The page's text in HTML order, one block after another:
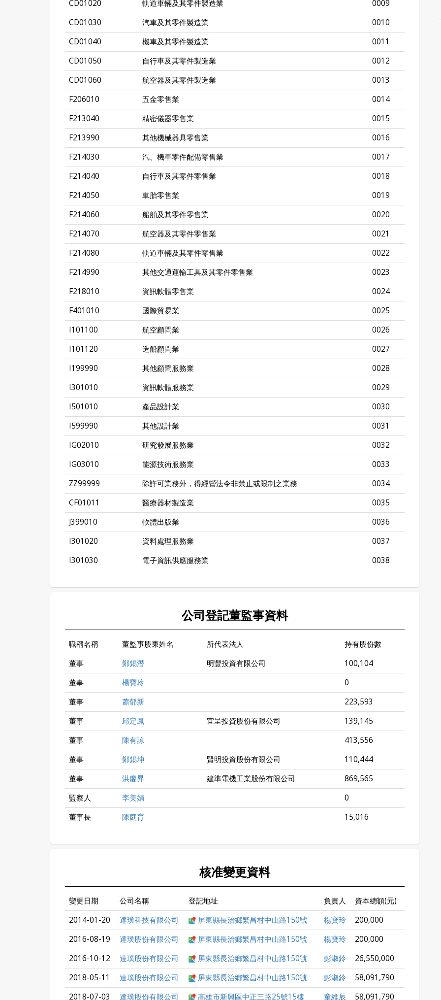
CD01020
軌道車輛及其零件製造業
0009
CD01030
汽車及其零件製造業
0010
CD01040
機車及其零件製造業
0011
CD01050
自行車及其零件製造業
0012
CD01060
航空器及其零件製造業
0013
F206010
五金零售業
0014
F213040
精密儀器零售業
0015
F213990
其他機械器具零售業
0016
F214030
汽、機車零件配備零售業
0017
F214040
自行車及其零件零售業
0018
F214050
車胎零售業
0019
F214060
船舶及其零件零售業
0020
F214070
航空器及其零件零售業
0021
F214080
軌道車輛及其零件零售業
0022
F214990
其他交通運輸工具及其零件零售業
0023
F218010
資訊軟體零售業
0024
F401010
國際貿易業
0025
I101100
航空顧問業
0026
I101120
造船顧問業
0027
I199990
其他顧問服務業
0028
I301010
資訊軟體服務業
0029
I501010
產品設計業
0030
I599990
其他設計業
0031
IG02010
研究發展服務業
0032
IG03010
能源技術服務業
0033
ZZ99999
除許可業務外，得經營法令非禁止或限制之業務
0034
CF01011
醫療器材製造業
0035
J399010
軟體出版業
0036
I301020
資料處理服務業
0037
I301030
電子資訊供應服務業 0038
公司登記董監事資料
職稱名稱 董監事股東姓名 所代表法人
持有股份數
董事
鄭錫潛 明豐投資有限公司
100,104
董事
楊寶玲
0
董事
蕭郁新
223,593
董事
邱定鳳 宜呈投資股份有限公司
139,145
董事
陳有諒
413,556
董事
鄭錫坤 賢明投資股份有限公司
110,444
董事
洪慶昇 建準電機工業股份有限公司
869,565
監察人
李美娟
0
董事長
陳庭育 15,016
核准變更資料
變更日期 公司名稱 登記地址 負責人
資本總額(元)
2014-01-20
達璞科技有限公司 屏東縣長治鄉繁昌村中山路150號 楊寶玲
200,000
2016-08-19
達璞股份有限公司 屏東縣長治鄉繁昌村中山路150號 楊寶玲
200,000
2016-10-12
達璞股份有限公司 屏東縣長治鄉繁昌村中山路150號 彭淑鈴
26,550,000
2018-05-11
達璞股份有限公司 屏東縣長治鄉繁昌村中山路150號 彭淑鈴
58,091,790
2018-07-03
達璞股份有限公司 高雄市新興區中正三路25號15樓 童維辰 58,091,790